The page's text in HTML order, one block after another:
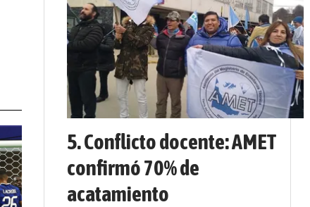
Conflicto docente: AMET
confirmó 70% de
acatamiento